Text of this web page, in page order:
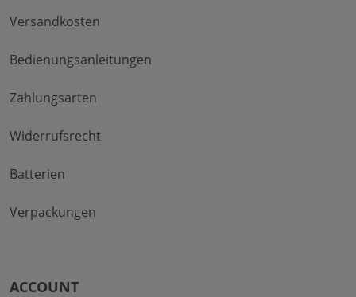
Versandkosten
Bedienungsanleitungen
Zahlungsarten
Widerrufsrecht
Batterien
Verpackungen
ACCOUNT